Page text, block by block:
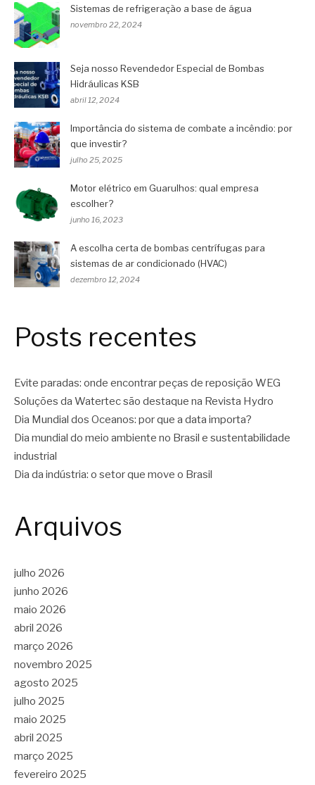
Sistemas de refrigeração a base de água
novembro 22, 2024
Seja nosso Revendedor Especial de Bombas
Hidráulicas KSB
abril 12, 2024
Importância do sistema de combate a incêndio: por
que investir?
julho 25, 2025
Motor elétrico em Guarulhos: qual empresa
escolher?
junho 16, 2023
A escolha certa de bombas centrífugas para
sistemas de ar condicionado (HVAC)
dezembro 12, 2024
Posts recentes
Evite paradas: onde encontrar peças de reposição WEG
Soluções da Watertec são destaque na Revista Hydro
Dia Mundial dos Oceanos: por que a data importa?
Dia mundial do meio ambiente no Brasil e sustentabilidade
industrial
Dia da indústria: o setor que move o Brasil
Arquivos
julho 2026
junho 2026
maio 2026
abril 2026
março 2026
novembro 2025
agosto 2025
julho 2025
maio 2025
abril 2025
março 2025
fevereiro 2025